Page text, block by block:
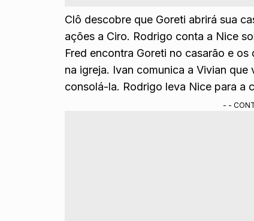
Clô descobre que Goreti abrirá sua
ações a Ciro. Rodrigo conta a Nice
Fred encontra Goreti no casarão e
na igreja. Ivan comunica a Vivian
consolá-la. Rodrigo leva Nice para a
- -